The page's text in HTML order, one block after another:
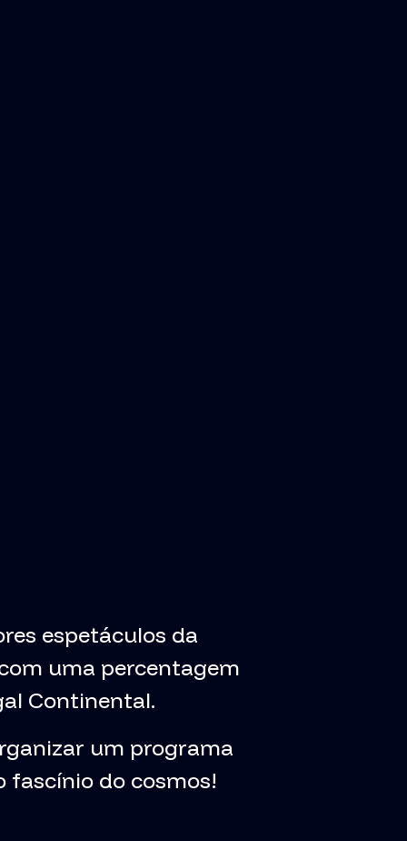
espetáculos da
uma percentagem
Continental.
um programa
fascínio do cosmos!